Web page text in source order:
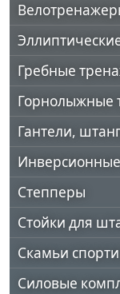
Гребные
Горнолыжные
Гантели,
Степперы
Стойки для
Скамьи
Силовые